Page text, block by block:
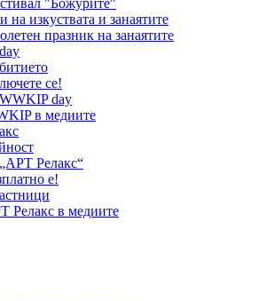
на изкуствата и занаятите
празник на занаятите
се!
day
в медиите
Релакс“
е!
Релакс в медиите